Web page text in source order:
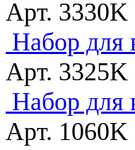
Арт. 3330K
Набор для
Арт. 3325K
Набор для
Арт. 1060K